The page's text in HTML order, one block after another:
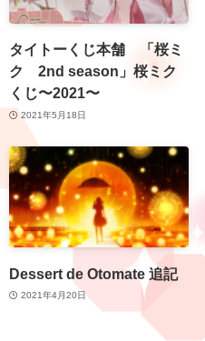
タイトーくじ本舗 「桜ミ
ク 2nd season」桜ミク
くじ〜2021〜
2021年5月18日
Dessert de Otomate 追記
2021年4月20日